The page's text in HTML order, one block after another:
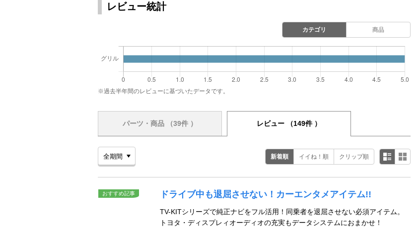
レビュー統計
カテゴリ 商品
※過去半年間のレビューに基づいたデータです。
パーツ・商品 （39件 ） レビュー （149件 ）
新着順 イイね！順 クリップ順
おすすめ記事 ドライブ中も退屈させない！カーエンタメアイテム!!
TV-KITシリーズで純正ナビをフル活用！同乗者を退屈させない必須アイテム。
トヨタ・ディスプレィオーディオの充実もデータシステムにおまかせ！